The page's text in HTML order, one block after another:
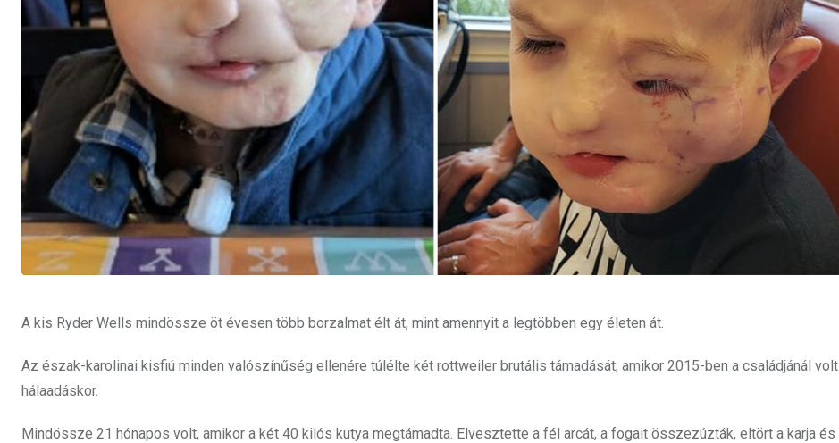
A kis Ryder Wells mindössze öt évesen több borzalmat élt át, mint amennyit a legtöbben egy életen át.
Az észak-karolinai kisfiú minden valószínűség ellenére túlélte két rottweiler brutális támadását, amikor 2015-ben a családjánál volt
hálaadáskor.
Mindössze 21 hónapos volt, amikor a két 40 kilós kutya megtámadta. Elvesztette a fél arcát, a fogait összezúzták, eltört a karja és